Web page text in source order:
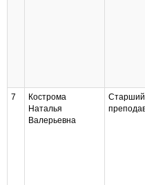
7
Кострома
Наталья
Валерьевна
Старший